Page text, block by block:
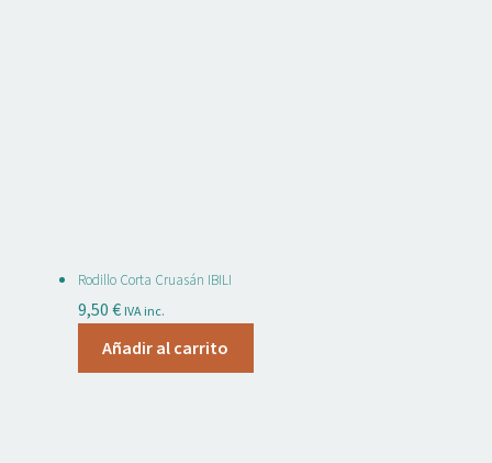
Rodillo Corta Cruasán IBILI
9,50 € IVA inc.
Añadir al carrito